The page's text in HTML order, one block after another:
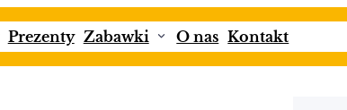
Prezenty Zabawki O nas Kontakt